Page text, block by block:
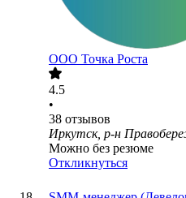
ООО Точка Роста
4.5
•
38 отзывов
Иркутск, р-н
Можно без резюме
Откликнуться